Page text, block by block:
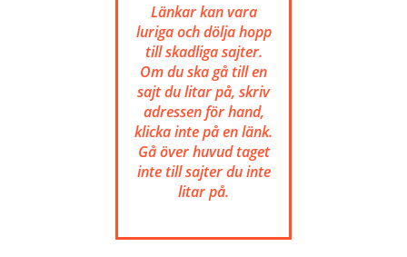
Länkar kan vara
luriga och dölja hopp
till skadliga sajter.
Om du ska gå till en
sajt du litar på, skriv
adressen för hand,
klicka inte på en länk.
Gå över huvud taget
inte till sajter du inte
litar på.